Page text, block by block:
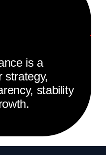
is a
strategy,
stability